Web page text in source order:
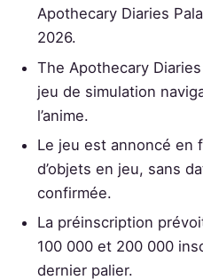
Apothecary Diaries
2026.
The Apothecary
jeu de simulation
l’anime.
Le jeu est annoncé en
d’objets en jeu, sans
confirmée.
La préinscription
100 000 et 200 000
dernier palier.